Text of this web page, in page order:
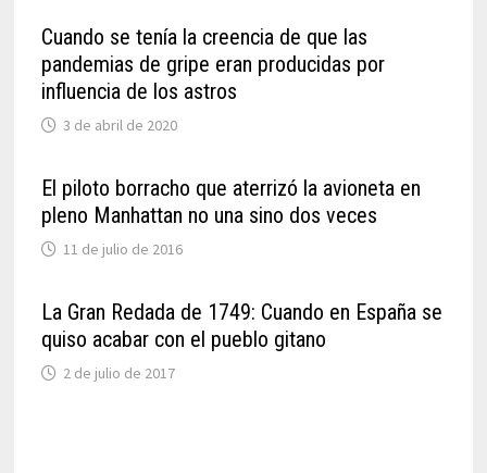
Cuando se tenía la creencia de que las
pandemias de gripe eran producidas por
influencia de los astros
3 de abril de 2020
El piloto borracho que aterrizó la avioneta en
pleno Manhattan no una sino dos veces
11 de julio de 2016
La Gran Redada de 1749: Cuando en España se
quiso acabar con el pueblo gitano
2 de julio de 2017